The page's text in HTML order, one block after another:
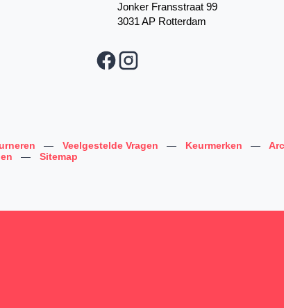
Jonker Fransstraat 99
3031 AP Rotterdam
— Veelgestelde Vragen — Keurmerken —
— Sitemap